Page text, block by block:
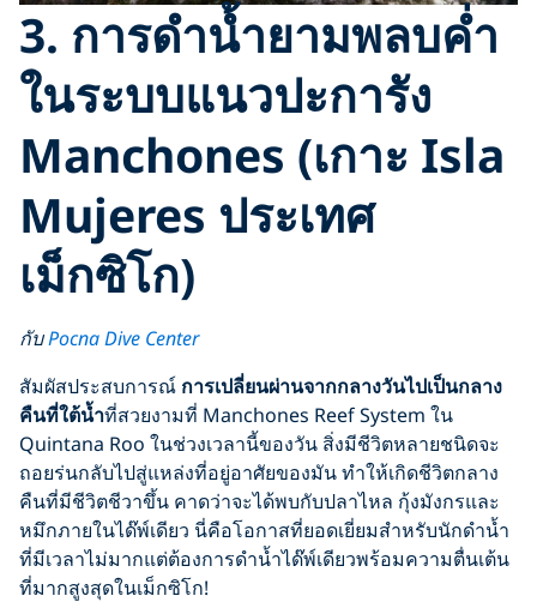
3. การดำน้ำยามพลบค่ำ
ในระบบแนวปะการัง
Manchones (เกาะ Isla
Mujeres ประเทศ
เม็กซิโก)
กับPocna Dive Center
สัมผัสประสบการณ์ การเปลี่ยนผ่านจากกลางวันไปเป็นกลาง
คืนที่ใต้น้ำที่สวยงามที่ Manchones Reef System ใน
Quintana Roo ในช่วงเวลานี้ของวัน สิ่งมีชีวิตหลายชนิดจะ
ถอยร่นกลับไปสู่แหล่งที่อยู่อาศัยของมัน ทำให้เกิดชีวิตกลาง
คืนที่มีชีวิตชีวาขึ้น คาดว่าจะได้พบกับปลาไหล กุ้งมังกรและ
หมึกภายในได๊พ์เดียว นี่คือโอกาสที่ยอดเยี่ยมสำหรับนักดำน้ำ
ที่มีเวลาไม่มากแต่ต้องการดำน้ำได๊พ์เดียวพร้อมความตื่นเต้น
ที่มากสูงสุดในเม็กซิโก!